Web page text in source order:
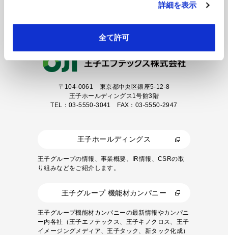
詳細を表示
全て許可
〒104-0061 東京都中央区銀座5-12-8
王子ホールディングス1号館3階
TEL：03-5550-3041 FAX：03-5550-2947
王子ホールディングス
王子グループの情報、事業概要、IR情報、CSRの取
り組みなどをご紹介します。
王子グループ 機能材カンパニー
王子グループ機能材カンパニーの最新情報やカンパニ
ー内各社（王子エフテックス、王子キノクロス、王子
イメージングメディア、王子タック、新タック化成）